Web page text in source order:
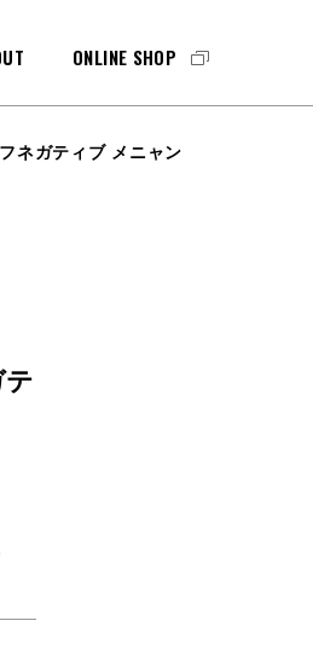
ONLINE SHOP
ネガティブ メニャン